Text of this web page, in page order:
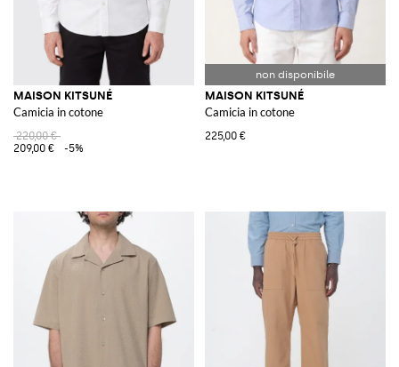
MAISON KITSUNÉ
Camicia in cotone
220,00 €
209,00 €
-5%
MAISON KITSUNÉ
Camicia in cotone
225,00 €